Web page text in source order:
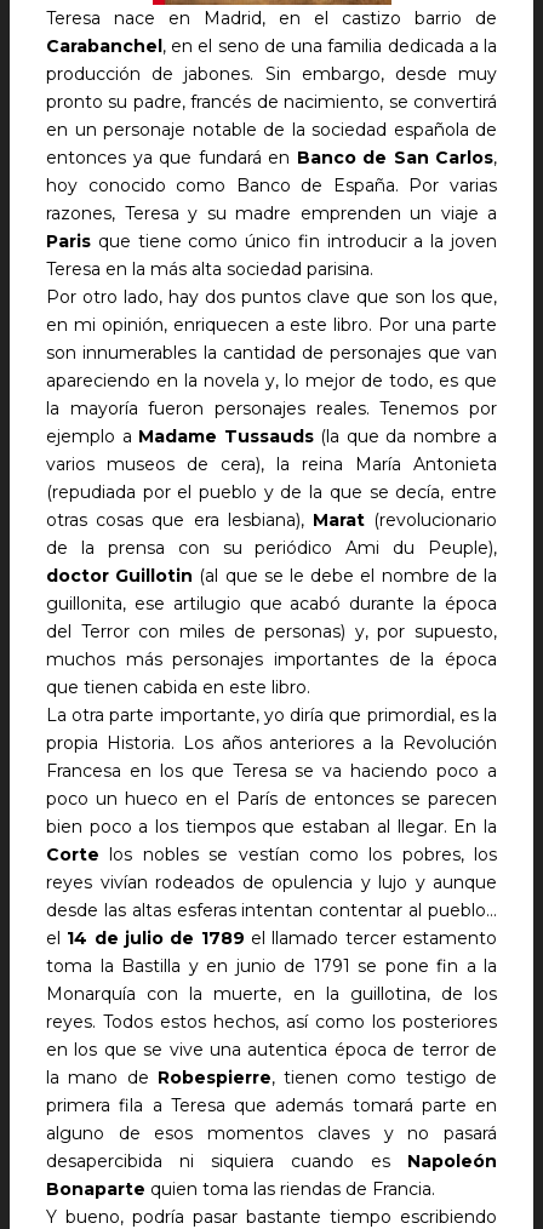
Teresa nace en Madrid, en el castizo barrio de
Carabanchel, en el seno de una familia dedicada a la
producción de jabones. Sin embargo, desde muy
pronto su padre, francés de nacimiento, se convertirá
en un personaje notable de la sociedad española de
entonces ya que fundará en Banco de San Carlos,
hoy conocido como Banco de España. Por varias
razones, Teresa y su madre emprenden un viaje a
Paris que tiene como único fin introducir a la joven
Teresa en la más alta sociedad parisina.
Por otro lado, hay dos puntos clave que son los que,
en mi opinión, enriquecen a este libro. Por una parte
son innumerables la cantidad de personajes que van
apareciendo en la novela y, lo mejor de todo, es que
la mayoría fueron personajes reales. Tenemos por
ejemplo a Madame Tussauds(la que da nombre a
varios museos de cera), la reina María Antonieta
(repudiada por el pueblo y de la que se decía, entre
otras cosas que era lesbiana), Marat(revolucionario
de la prensa con su periódico Ami du Peuple),
doctor Guillotin (al que se le debe el nombre de la
guillonita, ese artilugio que acabó durante la época
del Terror con miles de personas) y, por supuesto,
muchos más personajes importantes de la época
que tienen cabida en este libro.
La otra parte importante, yo diría que primordial, es la
propia Historia. Los años anteriores a la Revolución
Francesa en los que Teresa se va haciendo poco a
poco un hueco en el París de entonces se parecen
bien poco a los tiempos que estaban al llegar. En la
Corte los nobles se vestían como los pobres, los
reyes vivían rodeados de opulencia y lujo y aunque
desde las altas esferas intentan contentar al pueblo…
el 14 de julio de 1789 el llamado tercer estamento
toma la Bastilla y en junio de 1791 se pone fin a la
Monarquía con la muerte, en la guillotina, de los
reyes. Todos estos hechos, así como los posteriores
en los que se vive una autentica época de terror de
la mano de Robespierre, tienen como testigo de
primera fila a Teresa que además tomará parte en
alguno de esos momentos claves y no pasará
desapercibida ni siquiera cuando es Napoleón
Bonaparte quien toma las riendas de Francia.
Y bueno, podría pasar bastante tiempo escribiendo